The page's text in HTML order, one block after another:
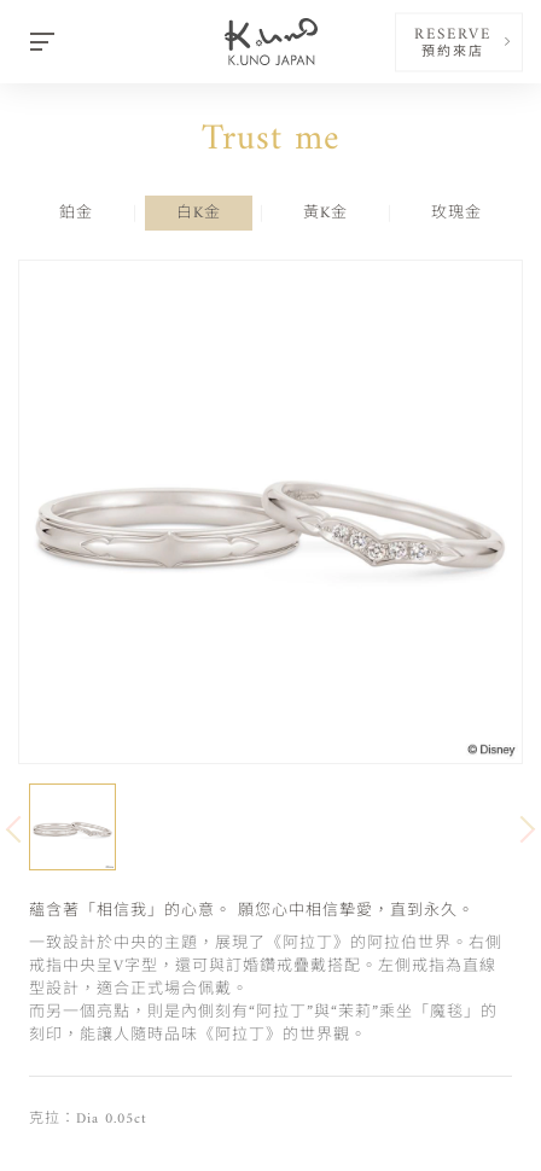
RESERVE
預約來店
Trust me
鉑金 白K金 黃K金 玫瑰金
蘊含著「相信我」的心意。 願您心中相信摯愛，直到永久。
一致設計於中央的主題，展現了《阿拉丁》的阿拉伯世界。右側
戒指中央呈V字型，還可與訂婚鑽戒疊戴搭配。左側戒指為直線
型設計，適合正式場合佩戴。
而另一個亮點，則是內側刻有“阿拉丁”與“茉莉”乘坐「魔毯」的
刻印，能讓人隨時品味《阿拉丁》的世界觀。
克拉：Dia 0.05ct